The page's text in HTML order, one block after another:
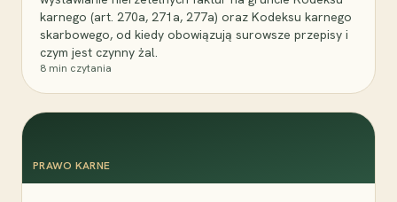
karnego (art. 270a, 271a, 277a) oraz Kodeksu karnego
skarbowego, od kiedy obowiązują surowsze przepisy i
czym jest czynny żal.
8 min czytania
PRAWO KARNE